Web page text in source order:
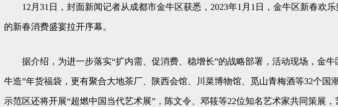
12月31日，封面新闻记者从成都市金牛区获悉，2023年1月1日，金牛区新春欢
的新春消费盛宴拉开序幕。
据介绍，为进一步落实“扩内需、促消费、稳增长”的战略部署，活动现场，金牛
牛造”年货福袋，更有聚合大地茶厂、陕西会馆、川菜博物馆、觅山青梅酒等32个
示范区还将开展“超燃中国当代艺术展”，陈文令、邓筱等22位知名艺术家共同策展